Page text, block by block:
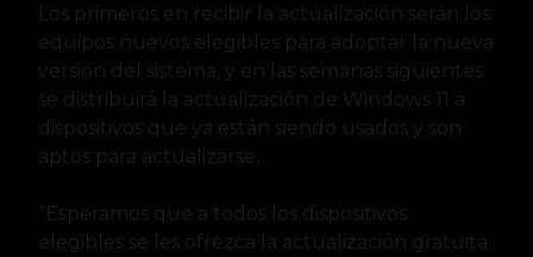
Los primeros en recibir la actualización serán los
equipos nuevos elegibles para adoptar la nueva
versión del sistema, y en las semanas siguientes
se distribuirá la actualización de Windows 11 a
dispositivos que ya están siendo usados y son
aptos para actualizarse.
“Esperamos que a todos los dispositivos
elegibles se les ofrezca la actualización gratuita